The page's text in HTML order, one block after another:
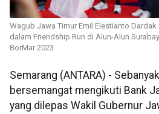
Wagub Jawa Timur Emil Elestianto
dalam Friendship Run di Alun-Alun
BorMar 2023
Semarang (ANTARA) -
bersemangat mengikuti Bank
yang dilepas Wakil Gubernur